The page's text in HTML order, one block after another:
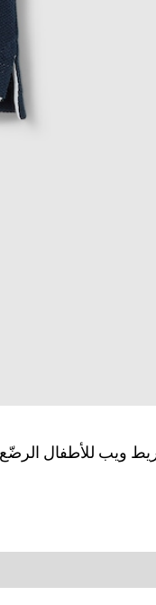
ويب للأطفال الرضّع